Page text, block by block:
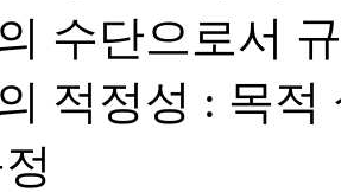
수단으로서
적정성 : 목